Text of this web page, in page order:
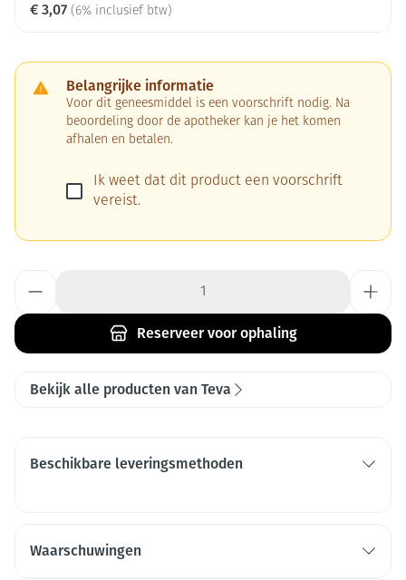
€ 3,07 (6% inclusief btw)
Belangrijke informatie
Voor dit geneesmiddel is een voorschrift nodig. Na
beoordeling door de apotheker kan je het komen
afhalen en betalen.
Ik weet dat dit product een voorschrift
vereist.
Reserveervoor ophaling
Bekijk alle producten van Teva
Beschikbare leveringsmethoden
Waarschuwingen